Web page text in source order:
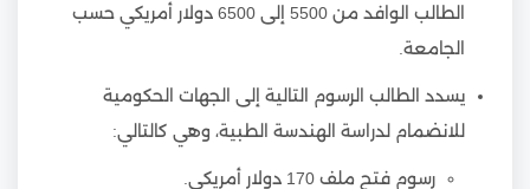
الطالب الوافد من 5500 إلى 6500 دولار أمريكي حسب
الجامعة.
يسدد الطالب الرسوم التالية إلى الجهات الحكومية
للانضمام لدراسة الهندسة الطبية، وهي كالتالي:
رسوم فتح ملف 170 دولار أمريكي.